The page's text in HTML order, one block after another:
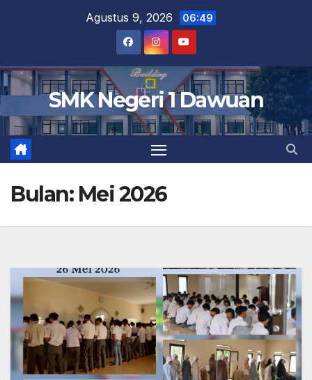
Agustus 9, 2026 06:49
SMK Negeri 1 Dawuan
Bulan: Mei 2026